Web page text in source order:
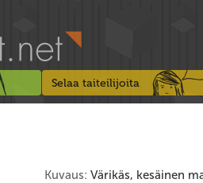
Selaa taiteilijoita
Kuvaus: Värikäs, kesäinen